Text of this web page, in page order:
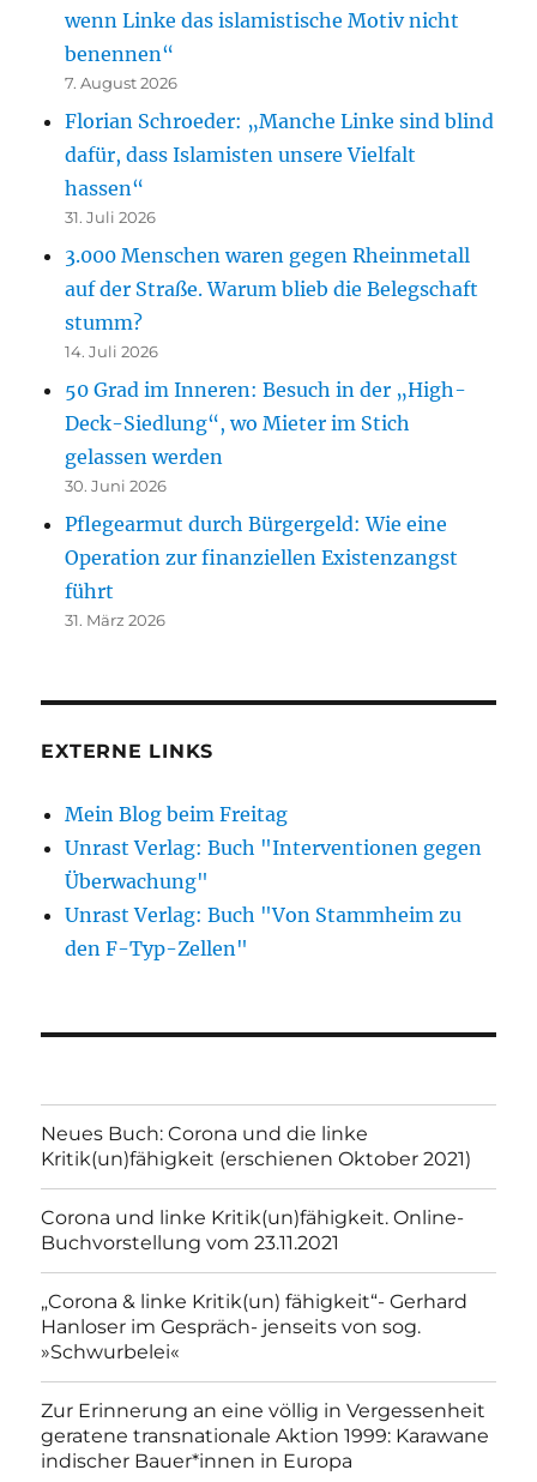
wenn Linke das islamistische Motiv nicht
benennen“
7. August 2026
Florian Schroeder: „Manche Linke sind blind
dafür, dass Islamisten unsere Vielfalt
hassen“
31. Juli 2026
3.000 Menschen waren gegen Rheinmetall
auf der Straße. Warum blieb die Belegschaft
stumm?
14. Juli 2026
50 Grad im Inneren: Besuch in der „High-
Deck-Siedlung“, wo Mieter im Stich
gelassen werden
30. Juni 2026
Pflegearmut durch Bürgergeld: Wie eine
Operation zur finanziellen Existenzangst
führt
31. März 2026
EXTERNE LINKS
Mein Blog beim Freitag
Unrast Verlag: Buch "Interventionen gegen
Überwachung"
Unrast Verlag: Buch "Von Stammheim zu
den F-Typ-Zellen"
Neues Buch: Corona und die linke
Kritik(un)fähigkeit (erschienen Oktober 2021)
Corona und linke Kritik(un)fähigkeit. Online-
Buchvorstellung vom 23.11.2021
„Corona & linke Kritik(un) fähigkeit“- Gerhard
Hanloser im Gespräch- jenseits von sog.
»Schwurbelei«
Zur Erinnerung an eine völlig in Vergessenheit
geratene transnationale Aktion 1999: Karawane
indischer Bauer*innen in Europa